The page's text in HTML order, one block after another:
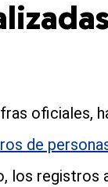
oficiales,
de
los registros